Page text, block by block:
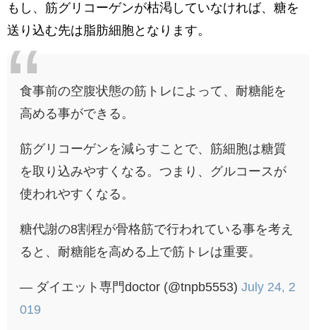
もし、筋グリコーゲンが枯渇していなければ、糖を
送り込む先は脂肪細胞となります。
食事前の空腹状態の筋トレによって、耐糖能を
高める事ができる。
筋グリコーゲンを減らすことで、筋細胞は糖質
を取り込みやすくなる。つまり、グルコースが
使われやすくなる。
糖代謝の8割程が骨格筋で行われている事を考え
ると、耐糖能を高める上で筋トレは重要。
— ダイエット専門doctor (@tnpb5553) July 24, 2
019